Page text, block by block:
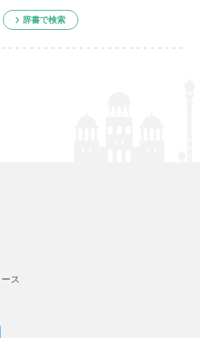
辞書で検索
ス